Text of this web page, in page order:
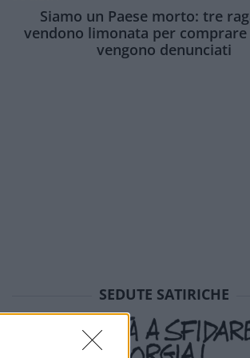
Siamo un Paese morto: tre
vendono limonata per comprare
vengono denunciati
SEDUTE SATIRICHE